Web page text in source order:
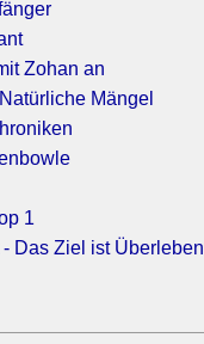
Zohan an
Mängel
1
- Das Ziel ist Überleben